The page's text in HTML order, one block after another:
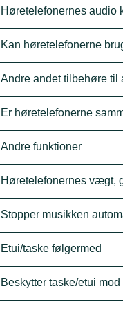
Høretelefonernes audio
Kan høretelefonerne
Andre andet tilbehøre til
Er høretelefonerne
Andre funktioner
Høretelefonernes vægt,
Stopper musikken
Etui/taske følgermed
Beskytter taske/etui mod